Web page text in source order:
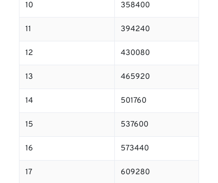
10 358400
11 394240
12 430080
13 465920
14 501760
15 537600
16 573440
17 609280